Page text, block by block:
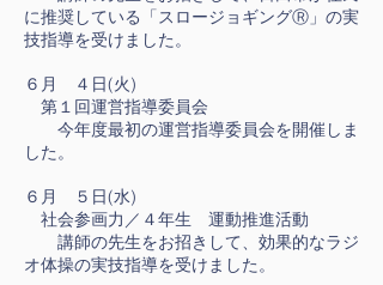
に推奨している「スロージョギングⓇ」の実
技指導を受けました。
６月 ４日(火)
第１回運営指導委員会
今年度最初の運営指導委員会を開催しま
した。
６月 ５日(水)
社会参画力／４年生 運動推進活動
講師の先生をお招きして、効果的なラジ
オ体操の実技指導を受けました。